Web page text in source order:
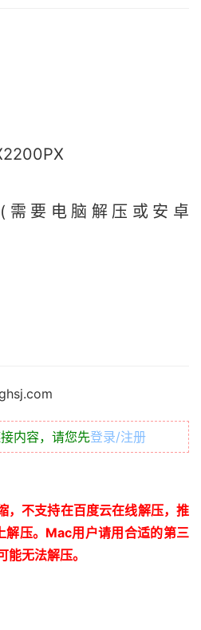
需要电脑解压或安卓
内容，请您先登录/注册
，不支持在百度云在线解压，推
压。 Mac用户请用合适的第三
能无法解压。